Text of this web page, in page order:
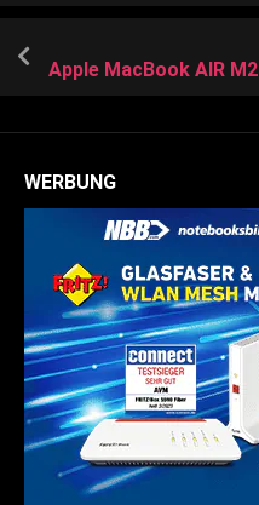
Apple MacBook AIR M2
WERBUNG